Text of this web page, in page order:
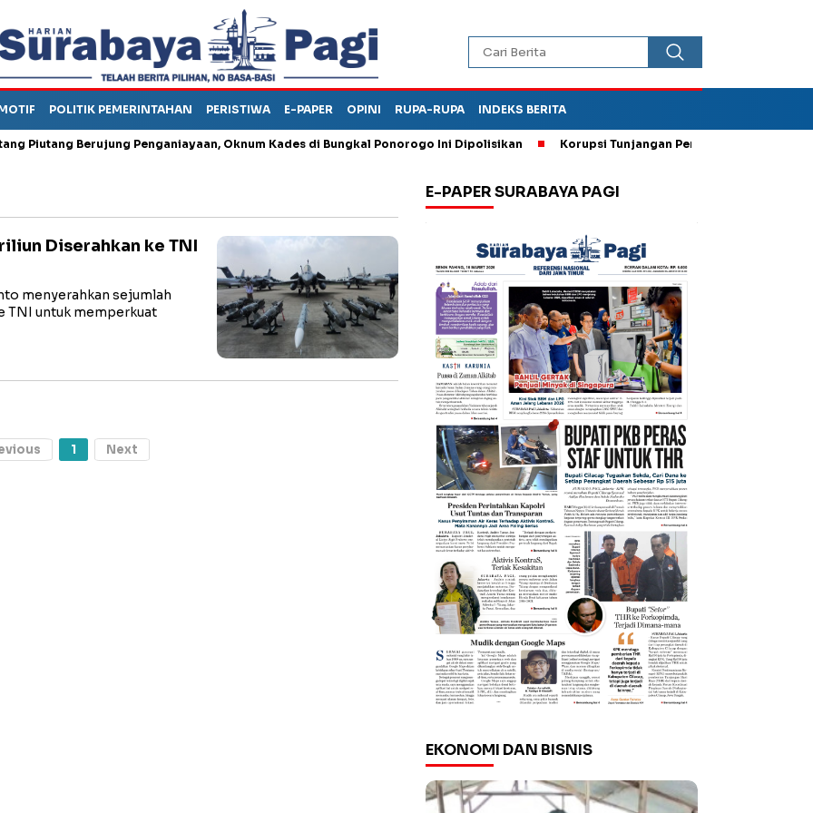
POLITIK PEMERINTAHAN PERISTIWA E-PAPER OPINI RUPA-RUPA INDEKS BERITA
Berujung Penganiayaan, Oknum Kades di Bungkal Ponorogo Ini Dipolisikan Korupsi Tunjangan Perumahan DPRD
Diserahkan ke TNI
menyerahkan sejumlah
TNI untuk memperkuat
1 Next
E-PAPER SURABAYA PAGI
EKONOMI DAN BISNIS